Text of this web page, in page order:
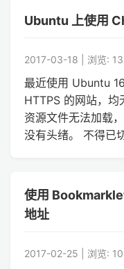
Ubuntu 上使用
2017-03-18 | 浏览:
最近使用 Ubuntu
HTTPS 的网站，
资源文件无法加载
没有头绪。 不得已
使用
地址
2017-02-25 | 浏览: